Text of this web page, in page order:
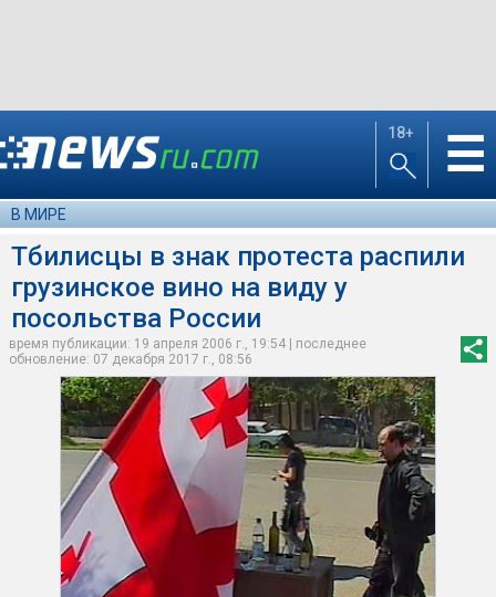
18+ ☰
В МИРЕ
Тбилисцы в знак протеста распили
грузинское вино на виду у
посольства России
время публикации: 19 апреля 2006 г., 19:54 | последнее
обновление: 07 декабря 2017 г., 08:56